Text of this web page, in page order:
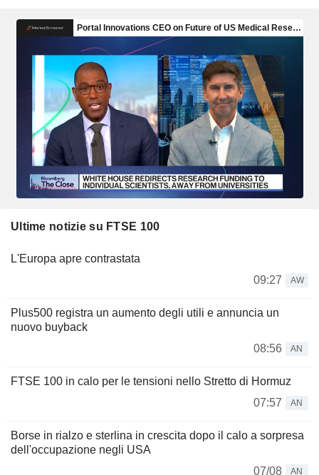
Ultime notizie su FTSE 100
L'Europa apre contrastata
09:27
AW
Plus500 registra un aumento degli utili e annuncia un
nuovo buyback
08:56
AN
FTSE 100 in calo per le tensioni nello Stretto di Hormuz
07:57
AN
Borse in rialzo e sterlina in crescita dopo il calo a sorpresa
dell'occupazione negli USA
07/08
AN